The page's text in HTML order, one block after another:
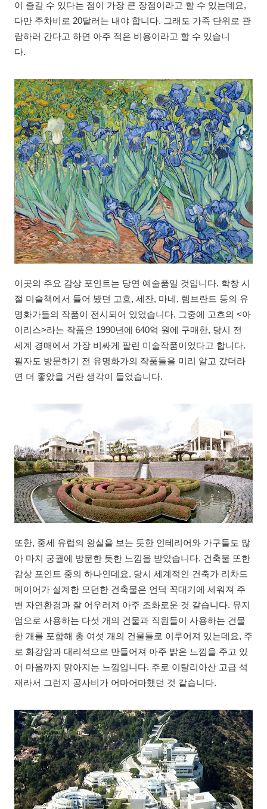
이 즐길 수 있다는 점이 가장 큰 장점이라고 할 수 있는데요,
다만 주차비로 20달러는 내야 합니다. 그래도 가족 단위로 관
람하러 간다고 하면 아주 적은 비용이라고 할 수 있습니
다.
이곳의 주요 감상 포인트는 당연 예술품일 것입니다. 학창 시
절 미술책에서 들어 봤던 고흐, 세잔, 마네, 렘브란트 등의 유
명화가들의 작품이 전시되어 있었습니다. 그중에 고흐의 <아
이리스>라는 작품은 1990년에 640억 원에 구매한, 당시 전
세계 경매에서 가장 비싸게 팔린 미술작품이었다고 합니다.
필자도 방문하기 전 유명화가의 작품들을 미리 알고 갔더라
면 더 좋았을 거란 생각이 들었습니다.
또한, 중세 유럽의 왕실을 보는 듯한 인테리어와 가구들도 많
아 마치 궁궐에 방문한 듯한 느낌을 받았습니다. 건축물 또한
감상 포인트 중의 하나인데요, 당시 세계적인 건축가 리차드
메이어가 설계한 모던한 건축물은 언덕 꼭대기에 세워져 주
변 자연환경과 잘 어우러져 아주 조화로운 것 같습니다. 뮤지
엄으로 사용하는 다섯 개의 건물과 직원들이 사용하는 건물
한 개를 포함해 총 여섯 개의 건물들로 이루어져 있는데요, 주
로 화강암과 대리석으로 만들어져 아주 밝은 느낌을 주고 있
어 마음까지 맑아지는 느낌입니다. 주로 이탈리아산 고급 석
재라서 그런지 공사비가 어마어마했던 것 같습니다.